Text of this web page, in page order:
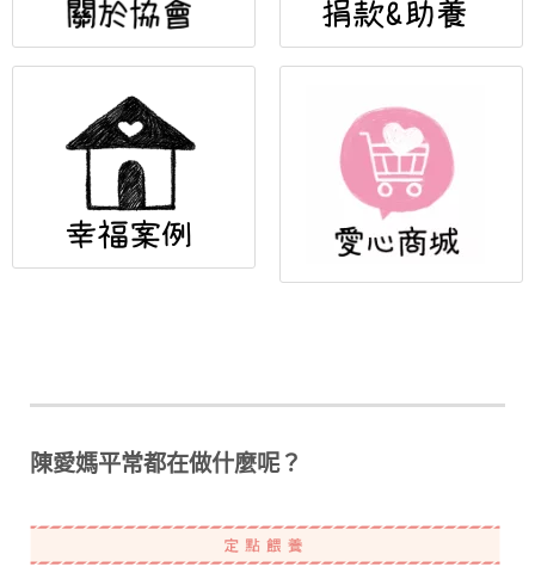
陳愛媽平常都在做什麼呢？